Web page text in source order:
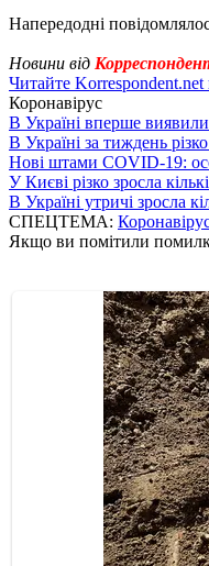
Напередодні
Новини від
Читайте
Коронавірус
В Україні вперше
В Україні за тиждень
Нові штами COVID-19:
У Києві різко зросла
В Україні утричі зросла
СПЕЦТЕМА:
Якщо ви помітили